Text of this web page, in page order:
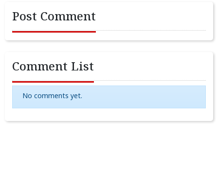
Post Comment
Comment List
No comments yet.